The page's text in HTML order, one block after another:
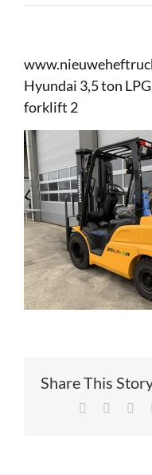
Hyundai 3,5 ton
forklift 2
Share This
Facebook